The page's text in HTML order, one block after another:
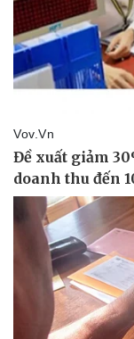
Du lịch
Tư vấn
Săn Tour
check-in